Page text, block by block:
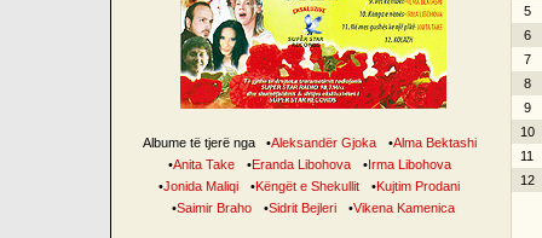
Albume të tjerë nga •Aleksandër Gjoka •Alma Bektashi
•Anita Take •Eranda Libohova •Irma Libohova
•Jonida Maliqi •Këngët e Shekullit •Kujtim Prodani
•Saimir Braho •Sidrit Bejleri •Vikena Kamenica
5
6
7
8
9
10
11
12